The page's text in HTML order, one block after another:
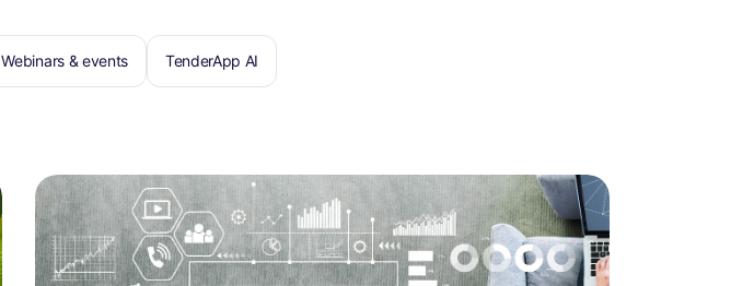
Webinars & events TenderApp AI